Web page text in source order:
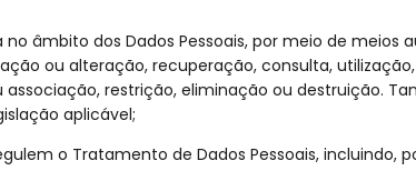
âmbito dos Dados Pessoais, por meio de
ou alteração, recuperação, consulta,
restrição, eliminação ou destruição.
aplicável;
o Tratamento de Dados Pessoais, incluindo,